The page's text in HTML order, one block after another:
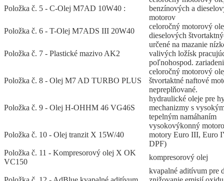
Položka č. 5 - C-Olej M7AD 10W40 :
benzínových a
motorov
Položka č. 6 - T-Olej M7ADS III 20W40
celoročný motorový
dieselových
Položka č. 7 - Plastické mazivo AK2
určené na mazanie
valivých ložísk
poľnohospod.
Položka č. 8 - Olej M7 AD TURBO PLUS
celoročný motorový
štvortaktné naftové
nepreplňované.
Položka č. 9 - Olej H-OHHM 46 VG46S
hydraulické oleje pre
mechanizmy s
tepelným namáhaním
Položka č. 10 - Olej tranzit X 15W/40
vysokovýkonný
motory Euro III, Euro
DPF)
Položka č. 11 - Kompresorový olej X OK
VC150
kompresorový olej
kvapalné aditívum pre